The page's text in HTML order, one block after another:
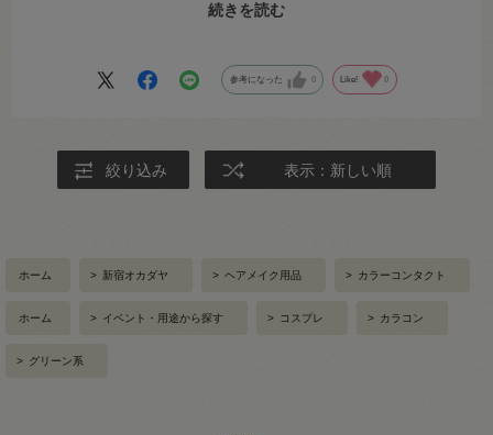
続きを読む
参考になった 0 Like! 0
絞り込み 表示：新しい順
ホーム > 新宿オカダヤ > ヘアメイク用品 > カラーコンタクト
ホーム > イベント・用途から探す > コスプレ > カラコン
> グリーン系